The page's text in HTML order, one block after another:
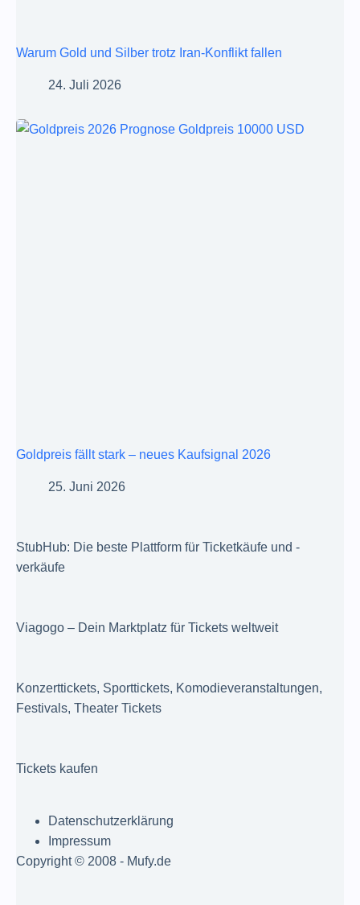
Warum Gold und Silber trotz Iran-Konflikt fallen
24. Juli 2026
Goldpreis fällt stark – neues Kaufsignal 2026
25. Juni 2026
StubHub: Die beste Plattform für Ticketkäufe und -
verkäufe
Viagogo – Dein Marktplatz für Tickets weltweit
Konzerttickets, Sporttickets, Komodieveranstaltungen,
Festivals, Theater Tickets
Tickets kaufen
Datenschutzerklärung
Impressum
Copyright © 2008 - Mufy.de